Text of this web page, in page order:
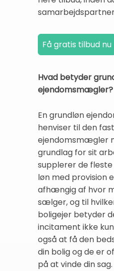
Hvad betyder
ejendomsmægler?
En grundløn
henviser til den
ejendomsmægler
grundlag for sit
supplerer de
løn med provision
afhængig af hvor
sælger, og til
boligejer betyder
incitament ikke
også at få den
din bolig og de er
på at vinde din sag.